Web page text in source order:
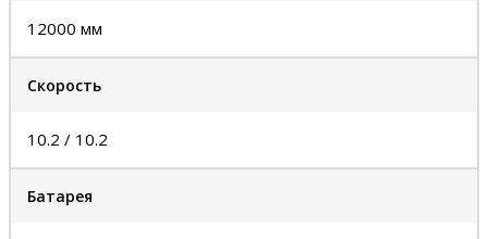
12000 мм
Скорость
10.2 / 10.2
Батарея